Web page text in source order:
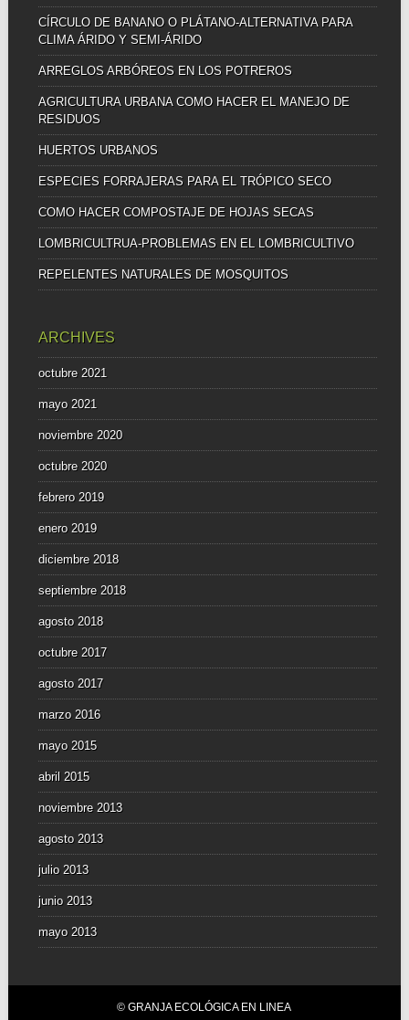
CÍRCULO DE BANANO O PLÁTANO-ALTERNATIVA PARA
CLIMA ÁRIDO Y SEMI-ÁRIDO
ARREGLOS ARBÓREOS EN LOS POTREROS
AGRICULTURA URBANA COMO HACER EL MANEJO DE
RESIDUOS
HUERTOS URBANOS
ESPECIES FORRAJERAS PARA EL TRÓPICO SECO
COMO HACER COMPOSTAJE DE HOJAS SECAS
LOMBRICULTRUA-PROBLEMAS EN EL LOMBRICULTIVO
REPELENTES NATURALES DE MOSQUITOS
ARCHIVES
octubre 2021
mayo 2021
noviembre 2020
octubre 2020
febrero 2019
enero 2019
diciembre 2018
septiembre 2018
agosto 2018
octubre 2017
agosto 2017
marzo 2016
mayo 2015
abril 2015
noviembre 2013
agosto 2013
julio 2013
junio 2013
mayo 2013
© GRANJA ECOLÓGICA EN LINEA